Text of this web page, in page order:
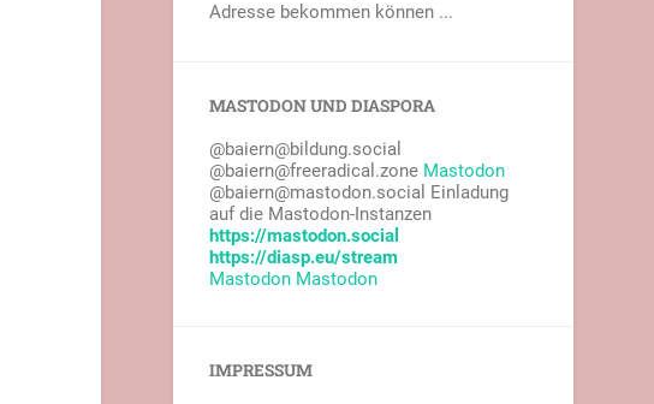
Adresse bekommen können ...
MASTODON UND DIASPORA
@baiern@bildung.social
@baiern@freeradical.zone Mastodon
@baiern@mastodon.social Einladung
auf die Mastodon-Instanzen
https://mastodon.social
https://diasp.eu/stream
Mastodon Mastodon
IMPRESSUM